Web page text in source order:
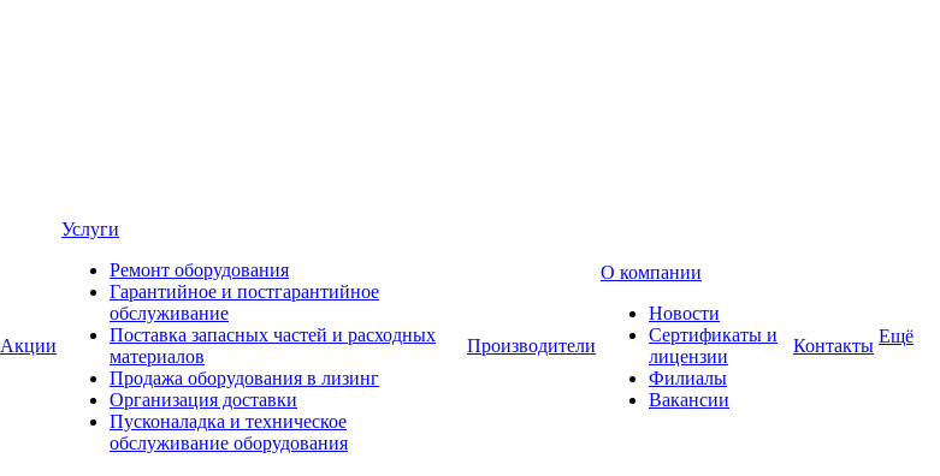
Акции
Услуги
Ремонт оборудования
Гарантийное и постгарантийное
обслуживание
Поставка запасных частей и расходных
материалов
Продажа оборудования в лизинг
Организация доставки
Пусконаладка и техническое
обслуживание оборудования
Производители
О компании
Новости
Сертификаты и
лицензии
Филиалы
Вакансии
Контакты Ещё